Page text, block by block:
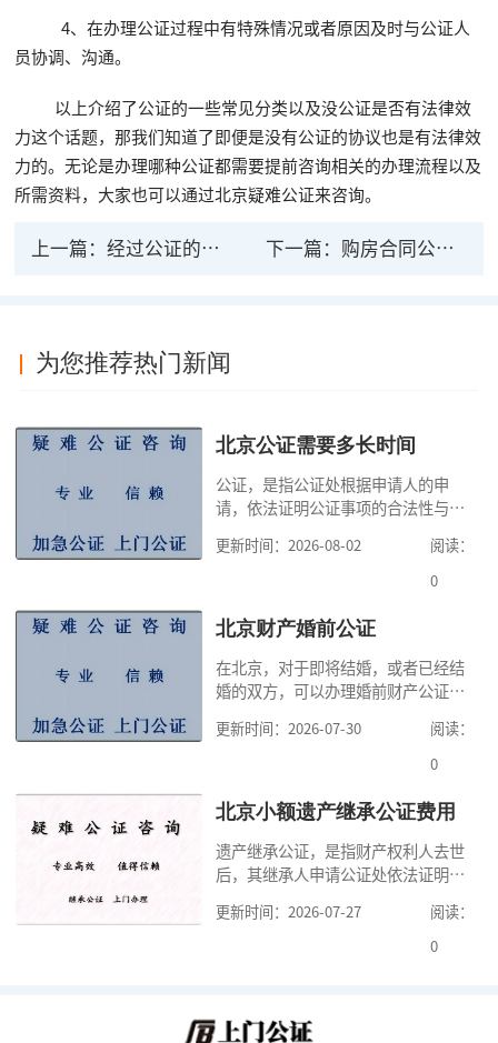
4、在办理公证过程中有特殊情况或者原因及时与公证人
员协调、沟通。
以上介绍了公证的一些常见分类以及没公证是否有法律效
力这个话题，那我们知道了即便是没有公证的协议也是有法律效
力的。无论是办理哪种公证都需要提前咨询相关的办理流程以及
所需资料，大家也可以通过北京疑难公证来咨询。
上一篇：经过公证的遗嘱是否具有法律效力？ 下一篇： 购房合同公证有什么法律意义？
为您推荐热门新闻
北京公证需要多长时间
公证，是指公证处根据申请人的申
请，依法证明公证事项的合法性与真
高公证事项的效力，固定证据，但是
很多人不知道在北京办理公证需要多
家，办理公证的时候除了需要按照公
道北京公证需要什么材料,北京公证需
要多少钱？北京公
更新时间：2026-08-02
阅读：
0
北京财产婚前公证
在北京，对于即将结婚，或者已经结
婚的双方，可以办理婚前财产公证，
式，可以避免个人财产引发的纠纷，
但是，在北京办理婚前财产公证，除
料外，公证咨询告诉大家，我们有必
京婚前财产公证机构？了解这些不仅
有利于我们根
更新时间：2026-07-30
阅读：
0
北京小额遗产继承公证费用
遗产继承公证，是指财产权利人去世
后，其继承人申请公证处依法证明继
的证明活动。通过公证，继承人可以
拿着享有继承权的公证书办理遗产过
费。我们在办理继承公证的时候，需
更新时间：2026-07-27
阅读：
0